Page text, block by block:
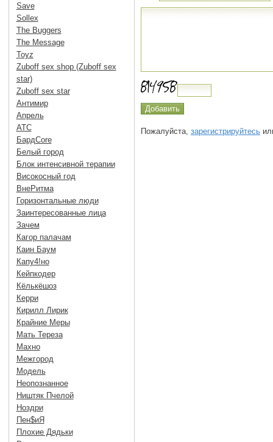
Пожалуйста, зарегистрируйтесь
Save
Sollex
The Buggers
The Message
Toyz
Zuboff sex shop (Zuboff sex
star)
Zuboff sex star
Антимир
Апрель
АТС
БардCore
Белый город
Блок интенсивной терапии
Високосный год
ВнеРитма
Горизонтальные люди
Заинтересованные лица
Зачем
Кагор палачам
Каин Баум
Капу4!но
Кейпкодер
Кёлькёшоз
Керри
Кирилл Лирик
Крайние Меры
Мать Тереза
Махно
Межгород
Модель
Неопознанное
Ништяк Пчелой
Ноздри
Пен$иЯ
Плохие Дядьки